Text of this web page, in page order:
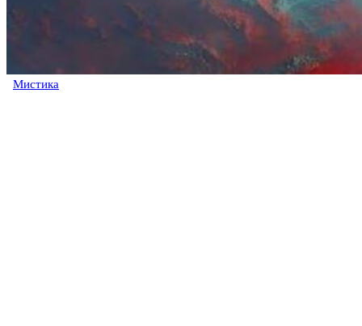
Мистика